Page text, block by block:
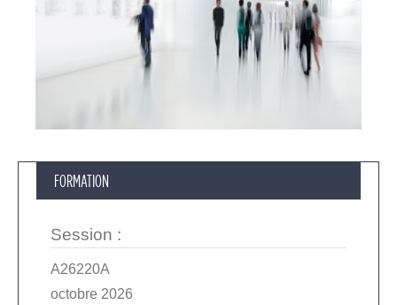
FORMATION
Session :
A26220A
octobre 2026